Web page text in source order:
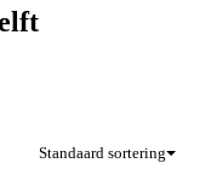
Standaard sortering